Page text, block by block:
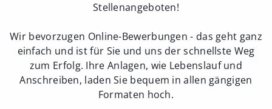
Stellenangeboten!
Wir bevorzugen Online-Bewerbungen - das geht ganz
einfach und ist für Sie und uns der schnellste Weg
zum Erfolg. Ihre Anlagen, wie Lebenslauf und
Anschreiben, laden Sie bequem in allen gängigen
Formaten hoch.